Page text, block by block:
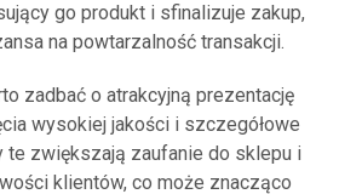
go produkt i sfinalizuje zakup,
na powtarzalność transakcji.
zadbać o atrakcyjną prezentację
wysokiej jakości i szczegółowe
te zwiększają zaufanie do sklepu i
klientów, co może znacząco